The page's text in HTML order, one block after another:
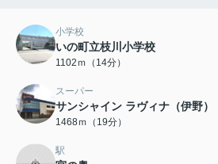
小学校
いの町立枝川小学校
1102ｍ（14分）
スーパー
サンシャイン ラヴィナ（伊野）
1468ｍ（19分）
駅